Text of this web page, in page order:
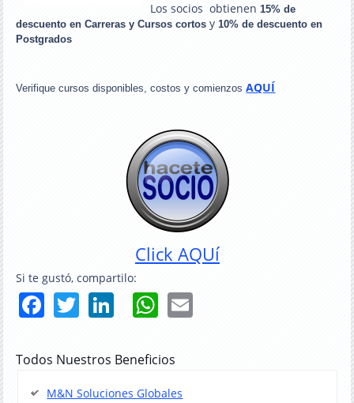
Los socios obtienen15% de
descuento en Carreras y Cursos cortos y10% de descuento en
Postgrados
Verifique cursos disponibles, costos y comienzos AQUÍ
Click AQUí
Si te gustó, compartilo:
FacebookTwitter LinkedIn WhatsApp
Todos Nuestros Beneficios
M&N Soluciones Globales